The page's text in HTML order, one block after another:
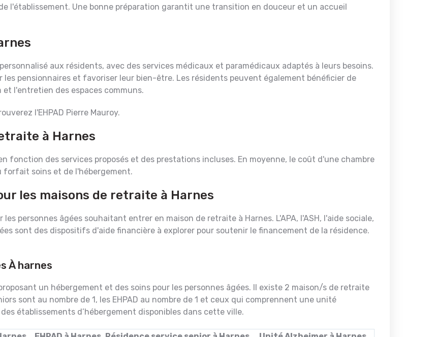
l'établissement. Une bonne préparation garantit une transition en douceur et un accueil
aux résidents, avec des services médicaux et paramédicaux adaptés à leurs besoins.
les pensionnaires et favoriser leur bien-être. Les résidents peuvent également bénéficier de
l'entretien des espaces communs.
l'EHPAD Pierre Mauroy.
à Harnes
fonction des services proposés et des prestations incluses. En moyenne, le coût d'une chambre
forfait soins et de l'hébergement.
les maisons de retraite à Harnes
personnes âgées souhaitant entrer en maison de retraite à Harnes. L'APA, l'ASH, l'aide sociale,
sont des dispositifs d'aide financière à explorer pour soutenir le financement de la résidence.
À harnes
un hébergement et des soins pour les personnes âgées. Il existe 2 maison/s de retraite
sont au nombre de 1, les EHPAD au nombre de 1 et ceux qui comprennent une unité
établissements d’hébergement disponibles dans cette ville.